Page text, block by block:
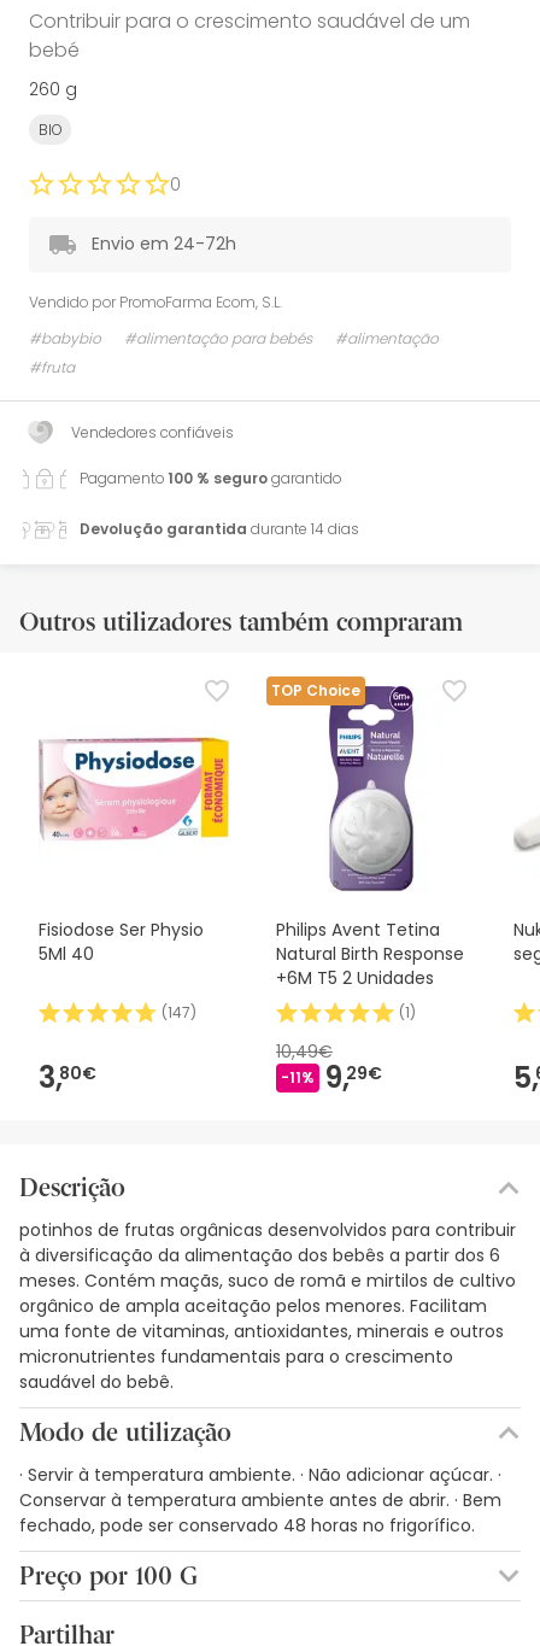
Contribuir para o crescimento saudável de um
bebé
260 g
BIO
0
Envio em 24-72h
Vendido por PromoFarma Ecom, S.L.
#babybio
#alimentação para bebés
#alimentação
#fruta
Vendedores confiáveis
Pagamento100 % segurogarantido
Devolução garantida durante 14 dias
Outros utilizadores também compraram
Fisiodose Ser Physio
5Ml 40
(147)
3,80€
TOP Choice
Philips Avent Tetina
Natural Birth Response
+6M T5 2 Unidades
(1)
10,49€
-11% 9,29€ 5,
Descrição
potinhos de frutas orgânicas desenvolvidos para contribuir
à diversificação da alimentação dos bebês a partir dos 6
meses. Contém maçãs, suco de romã e mirtilos de cultivo
orgânico de ampla aceitação pelos menores. Facilitam
uma fonte de vitaminas, antioxidantes, minerais e outros
micronutrientes fundamentais para o crescimento
saudável do bebê.
Modo de utilização
· Servir à temperatura ambiente. · Não adicionar açúcar. ·
Conservar à temperatura ambiente antes de abrir. · Bem
fechado, pode ser conservado 48 horas no frigorífico.
Preço por 100 G
Partilhar